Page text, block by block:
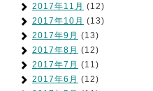
2017年11月 (12)
2017年10月 (13)
2017年9月 (13)
2017年8月 (12)
2017年7月 (11)
2017年6月 (12)